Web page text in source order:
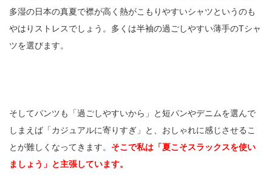
多湿の日本の真夏で襟が高く熱がこもりやすいシャツというのも
やはりストレスでしょう。多くは半袖の過ごしやすい薄手のTシャ
ツを選びます。
そしてパンツも「過ごしやすいから」と短パンやデニムを選んで
しまえば「カジュアルに寄りすぎ」と、おしゃれに感じさせるこ
とが難しくなってきます。 そこで私は「夏こそスラックスを使い
ましょう」と主張しています。